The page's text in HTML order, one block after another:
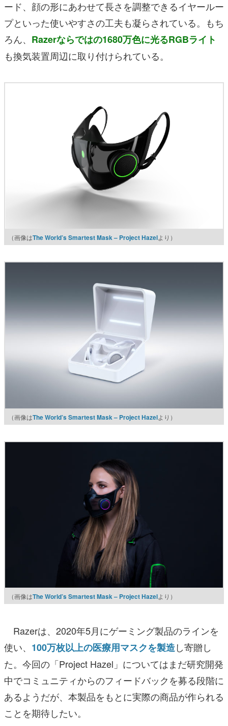
ード、顔の形にあわせて長さを調整できるイヤールー
プといった使いやすさの工夫も凝らされている。もち
ろん、 Razerならではの1680万色に光るRGBライト
も換気装置周辺に取り付けられている。
（画像はThe World’s Smartest Mask – Project Hazelより）
（画像はThe World’s Smartest Mask – Project Hazelより）
（画像はThe World’s Smartest Mask – Project Hazelより）
Razerは、2020年5月にゲーミング製品のラインを
使い、 100万枚以上の医療用マスクを製造し寄贈し
た。今回の「Project Hazel」についてはまだ研究開発
中でコミュニティからのフィードバックを募る段階に
あるようだが、本製品をもとに実際の商品が作られる
ことを期待したい。